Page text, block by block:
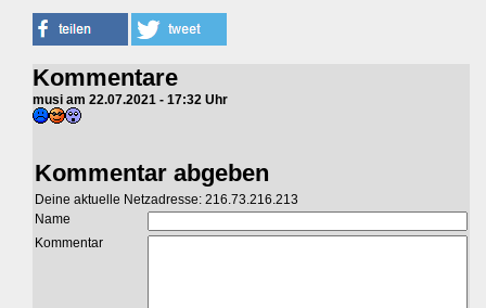
Kommentare
musi am 22.07.2021 - 17:32 Uhr
Kommentar abgeben
Deine aktuelle Netzadresse: 216.73.216.213
Name
Kommentar